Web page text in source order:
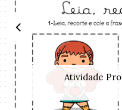
Atividade